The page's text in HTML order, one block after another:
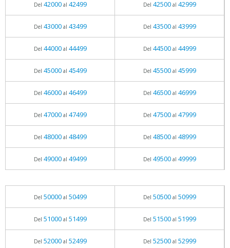
Del 42000al 42499 Del 42500al 42999
Del 43000al 43499 Del 43500al 43999
Del 44000al 44499 Del 44500al 44999
Del 45000al 45499 Del 45500al 45999
Del 46000al 46499 Del 46500al 46999
Del 47000al 47499 Del 47500al 47999
Del 48000al 48499 Del 48500al 48999
Del 49000al 49499 Del 49500al 49999
Del 50000al 50499 Del 50500al 50999
Del 51000al 51499 Del 51500al 51999
Del 52000al 52499 Del 52500al 52999